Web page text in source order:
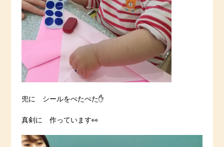
兜に シールをぺたぺた✋
真剣に 作っています👀